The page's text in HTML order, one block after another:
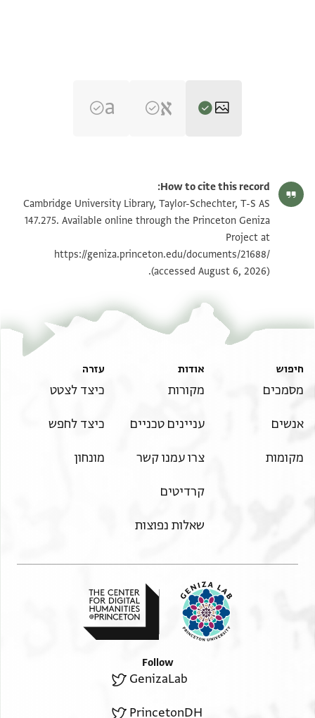
T-S AS 147.275 1v הגדל וסובב
תנאי היתר שימוש בתצלום
How to cite this record:
Cambridge University Library, Taylor-Schechter, T-S AS
147.275. Available online through the Princeton Geniza
Project at
https://geniza.princeton.edu/documents/21688/
(accessed August 6, 2026).
חיפוש
מסמכים
אנשים
מקומות
אודות
מקורות
עניינים טכניים
צרו עמנו קשר
קרדיטים
שאלות נפוצות
עזרה
כיצד לצטט
כיצד לחפש
מונחון
Follow
GenizaLab
PrincetonDH